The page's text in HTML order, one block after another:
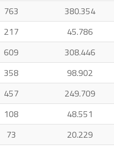
763
380.354
217
45.786
609
308.446
358
98.902
457
249.709
108
48.551
73
20.229